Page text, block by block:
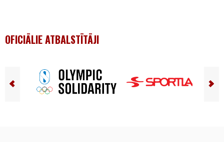
OFICIĀLIE ATBALSTĪTĀJI